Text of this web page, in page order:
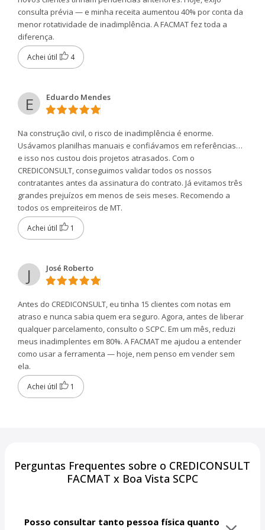
consulta prévia — e minha receita aumentou 40% por conta da
menor rotatividade de inadimplência. A FACMAT fez toda a
diferença.
Achei útil 4
E Eduardo Mendes
Na construção civil, o risco de inadimplência é enorme.
Usávamos planilhas manuais e confiávamos em referências…
e isso nos custou dois projetos atrasados. Com o
CREDICONSULT, conseguimos validar todos os nossos
contratantes antes da assinatura do contrato. Já evitamos três
grandes prejuízos em menos de seis meses. Recomendo a
todos os empreiteiros de MT.
Achei útil 1
J José Roberto
Antes do CREDICONSULT, eu tinha 15 clientes com notas em
atraso e nunca sabia quem era seguro. Agora, antes de liberar
qualquer parcelamento, consulto o SCPC. Em um mês, reduzi
meus inadimplentes em 80%. A FACMAT me ajudou a entender
como usar a ferramenta — hoje, nem penso em vender sem
ela.
Achei útil 1
Perguntas Frequentes sobre o CREDICONSULT
FACMAT x Boa Vista SCPC
Posso consultar tanto pessoa física quanto